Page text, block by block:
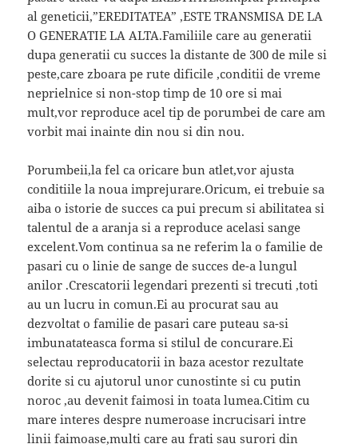
al geneticii,”EREDITATEA” ,ESTE TRANSMISA DE LA
O GENERATIE LA ALTA.Familiile care au generatii
dupa generatii cu succes la distante de 300 de mile si
peste,care zboara pe rute dificile ,conditii de vreme
neprielnice si non-stop timp de 10 ore si mai
mult,vor reproduce acel tip de porumbei de care am
vorbit mai inainte din nou si din nou.
Porumbeii,la fel ca oricare bun atlet,vor ajusta
conditiile la noua imprejurare.Oricum, ei trebuie sa
aiba o istorie de succes ca pui precum si abilitatea si
talentul de a aranja si a reproduce acelasi sange
excelent.Vom continua sa ne referim la o familie de
pasari cu o linie de sange de succes de-a lungul
anilor .Crescatorii legendari prezenti si trecuti ,toti
au un lucru in comun.Ei au procurat sau au
dezvoltat o familie de pasari care puteau sa-si
imbunatateasca forma si stilul de concurare.Ei
selectau reproducatorii in baza acestor rezultate
dorite si cu ajutorul unor cunostinte si cu putin
noroc ,au devenit faimosi in toata lumea.Citim cu
mare interes despre numeroase incrucisari intre
linii faimoase,multi care au frati sau surori din